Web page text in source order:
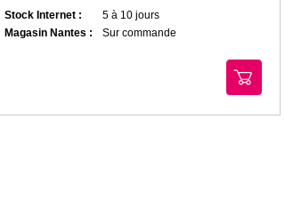
Stock Internet :
5 à 10 jours
Magasin Nantes :
Sur commande